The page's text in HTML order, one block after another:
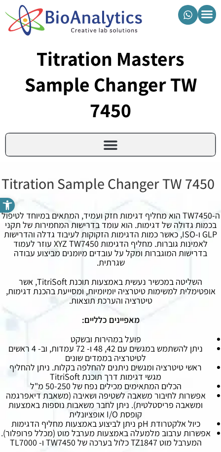
Titration Masters
Sample Changer TW
7450
Titration Sample Changer TW 7450
ה-TW7450 הוא מחליף דגימות חזק ועמיד, המתאים במיוחד לטיפול
בכמות גדולה של דגימות. הוא עומד בדרישות המחמירות של תקני
GLP ו-ISO, כאשר כמות הדגימות הזקוקות לעיבוד גדלה והדרישות
לאמינות גוברות. מחליף הדגימות XYZ TW7450 עוזר לעמוד
בדרישות המוגברות ומקל על עובדים מיומנים מביצוע עבודה
שגרתית.
השליטה במכשיר נעשית באמצעות תוכנת TitriSoft, אשר
אופטימלית למשימות טיטרציה יומיומיות, ומסייעת בהכנת דגימות,
טיטרציה והערכת תוצאות.
מאפיינים כלליים:
פועל במהירות ובשקט
ניתן להשתמש במגשים עם 42, 48 ו- 72 עמדות, וב- 4 ראשים
לטיטרציה בממדים שונים
ראשי טיטרציה ומגשים ניתנים להחלפה בקלות. ניתן להחליף
מגשי דגימות דרך תוכנת TitriSoft
הכלים המתאימים מכילים נפח של 50-250 מ"ל
אפשרות לחיבור משאבה לשטיפה ושאיבה (משאבת דיאפרגמה
ומשאבה פריסטלטית). ניתן לחבר משאבות נוספות באמצעות
קופסת I/O אופציונלית
כיול אלקטרודת pH ניתן לביצוע באמצעות מחליף הדגימות
אפשרות ערבוב מלמעלה באמצעות מערבל מוט (מכלל פרופלור).
המערבל מוט TZ1847 כלול בערכה של TW7450 ו- TL7000
פתח סרגל נגישות